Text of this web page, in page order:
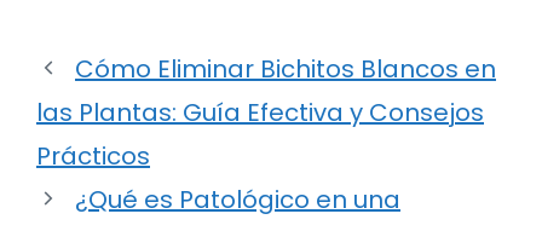
Cómo Eliminar Bichitos Blancos en
las Plantas: Guía Efectiva y Consejos
Prácticos
¿Qué es Patológico en una